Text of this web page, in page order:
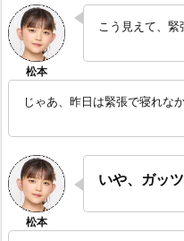
こう見えて、
じゃあ、昨日は緊張で寝れな
いや、ガッ